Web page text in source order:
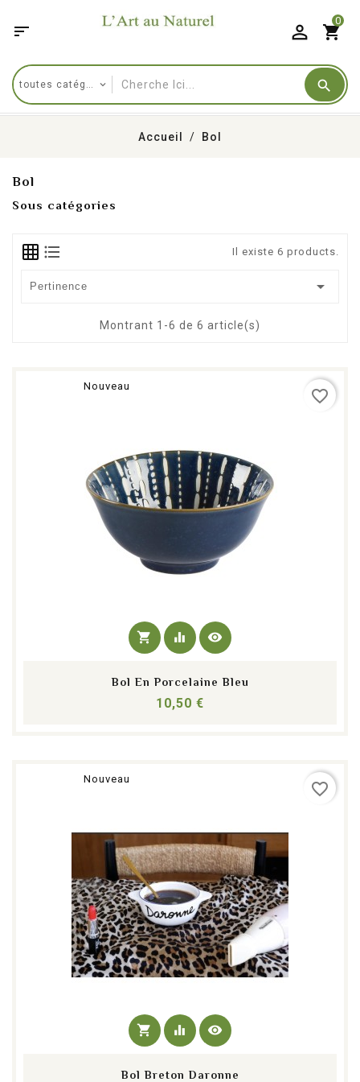
 shopping_cart
0
Accueil Bol
Bol
Sous catégories
Il existe 6 products.
Pertinence 
Montrant 1-6 de 6 article(s)
Nouveau
shopping_cart equalizer visibility
Bol En Porcelaine Bleu
10,50 €
favorite_border
Nouveau
shopping_cart equalizer visibility
Bol Breton Daronne
favorite_border